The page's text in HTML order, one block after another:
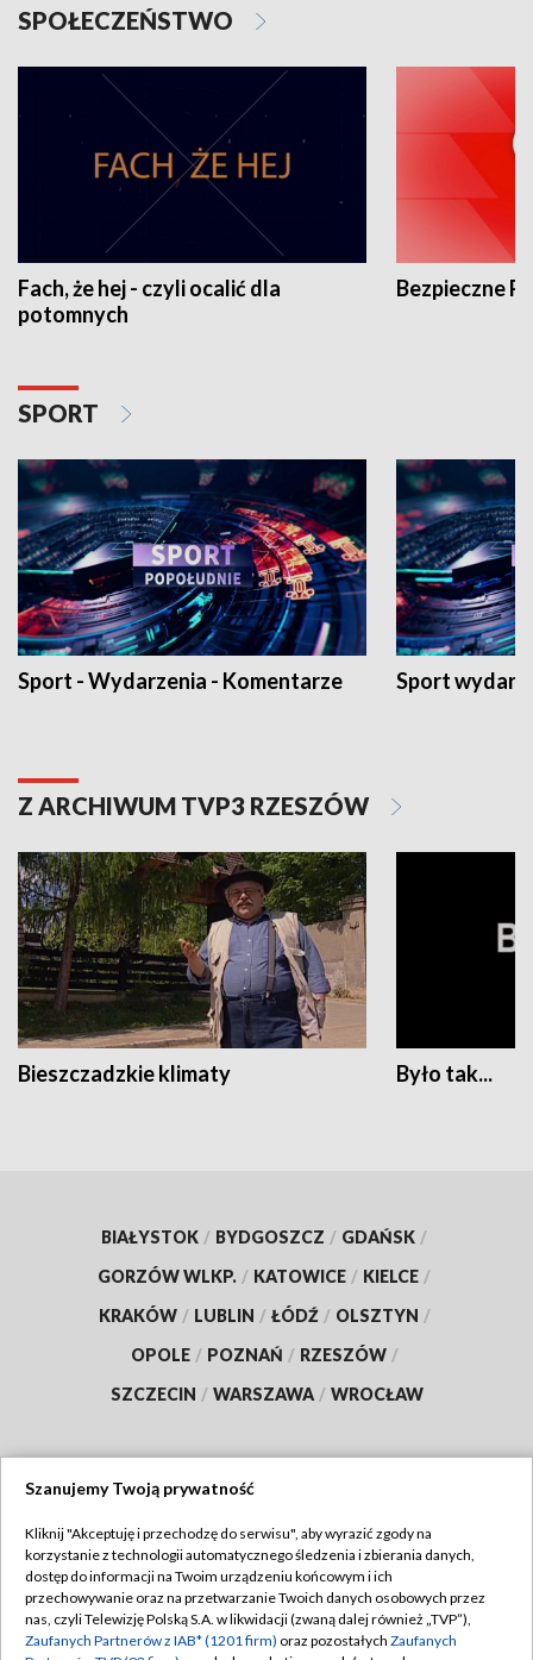
SPOŁECZEŃSTWO
Fach, że hej - czyli ocalić dla
potomnych
Bezpieczne
SPORT
Sport - Wydarzenia - Komentarze Sport
Z ARCHIWUM TVP3 RZESZÓW
Bieszczadzkie klimaty Było tak...
BIAŁYSTOK / BYDGOSZCZ / GDAŃSK /
GORZÓW WLKP. / KATOWICE / KIELCE /
KRAKÓW / LUBLIN / ŁÓDŹ / OLSZTYN /
OPOLE / POZNAŃ / RZESZÓW /
SZCZECIN / WARSZAWA / WROCŁAW
TVP
Abonament TVP
Emisja w TVP
Regulamin TVP
Polityka prywatności
Szanujemy Twoją prywatność
Kliknij "Akceptuję i przechodzę do serwisu", aby wyrazić zgody na
korzystanie z technologii automatycznego śledzenia i zbierania danych,
dostęp do informacji na Twoim urządzeniu końcowym i ich
przechowywanie oraz na przetwarzanie Twoich danych osobowych przez
nas, czyli Telewizję Polską S.A. w likwidacji (zwaną dalej również „TVP”),
Zaufanych Partnerów z IAB* (1201 firm) oraz pozostałych Zaufanych